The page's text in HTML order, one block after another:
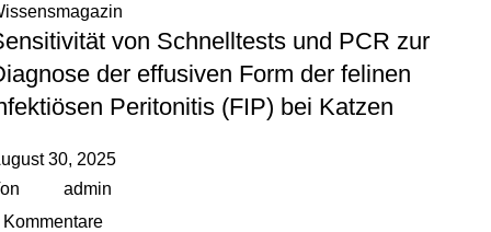
von Schnelltests und PCR zur
der effusiven Form der felinen
Peritonitis (FIP) bei Katzen
30, 2025
admin
Kommentare